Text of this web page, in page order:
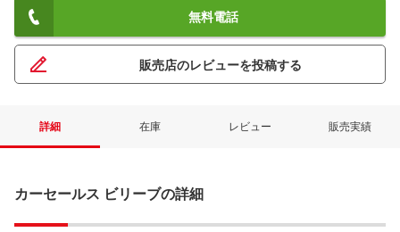
無料電話
販売店のレビューを投稿する
詳細 在庫 レビュー 販売実績
カーセールス ビリーブの詳細